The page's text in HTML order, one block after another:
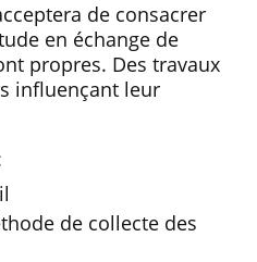
de consacrer
en échange de
propres. Des travaux
influençant leur
de collecte des